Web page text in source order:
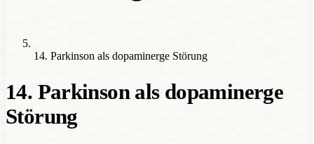
14. Parkinson als dopaminerge Störung
14. Parkinson als dopaminerge
Störung